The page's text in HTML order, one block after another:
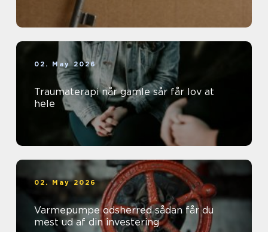
02. May 2026
Traumaterapi når gamle sår får lov at
hele
02. May 2026
Varmepumpe odsherred sådan får du
mest ud af din investering